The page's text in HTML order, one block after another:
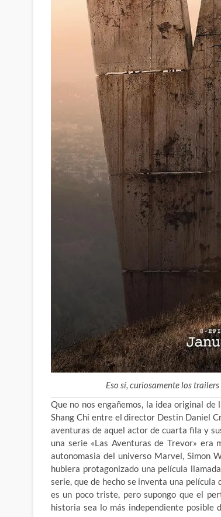
Eso sí, curiosamente los
Que no nos engañemos, la idea original
Shang Chi entre eldirector Destin Daniel
aventuras de aquel actor de cuarta fila y
una serie «Las Aventuras de Trevor»
autonomasia del universo Marvel, Simon
hubiera protagonizado una película
serie, que de hecho se inventa una
es un poco triste, pero supongo que el
historia sea lo más independiente